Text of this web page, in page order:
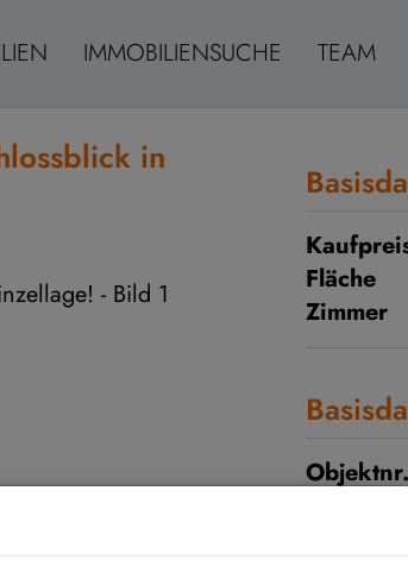
IMMOBILIENSUCHE TEAM
in
Fläche
Zimmer
Objektnr.